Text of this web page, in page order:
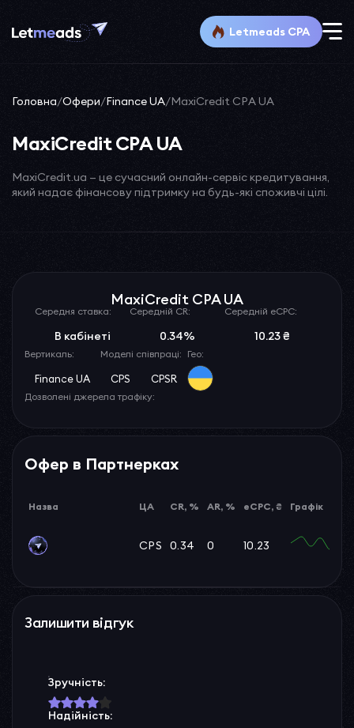
Letmeads CPA
Головна/Офери/Finance UA/MaxiCredit CPA UA
MaxiCredit CPA UA
MaxiCredit.ua — це сучасний онлайн-сервіс кредитування,
який надає фінансову підтримку на будь-які споживчі цілі.
MaxiCredit CPA UA
Середня ставка:
В кабінеті
Середній CR:
0.34%
Середній eCPC:
10.23 ₴
Вертикаль:
Finance UA
Моделі співпраці:
CPS CPSR
Гео:
Дозволені джерела трафіку:
Офер в Партнерках
Назва ЦА CR, % AR, % eCPC, ₴ Графік
CPS 0.34 0 10.23
Залишити відгук
Зручність:
Надійність: